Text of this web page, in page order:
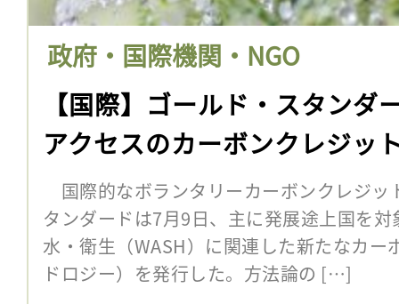
政府・国際機関・NGO
【国際】ゴールド・スタンダ
アクセスのカーボンクレジッ
国際的なボランタリーカーボンクレジッ
タンダードは7月9日、主に発展途上国を
水・衛生（WASH）に関連した新たなカー
ドロジー）を発行した。方法論の […]